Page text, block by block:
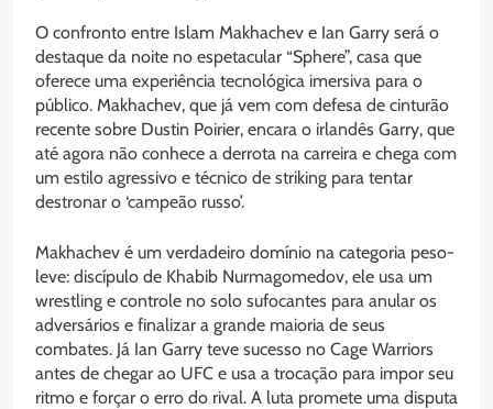
O confronto entre Islam Makhachev e Ian Garry será o
destaque da noite no espetacular “Sphere”, casa que
oferece uma experiência tecnológica imersiva para o
público. Makhachev, que já vem com defesa de cinturão
recente sobre Dustin Poirier, encara o irlandês Garry, que
até agora não conhece a derrota na carreira e chega com
um estilo agressivo e técnico de striking para tentar
destronar o ‘campeão russo’.
Makhachev é um verdadeiro domínio na categoria peso-
leve: discípulo de Khabib Nurmagomedov, ele usa um
wrestling e controle no solo sufocantes para anular os
adversários e finalizar a grande maioria de seus
combates. Já Ian Garry teve sucesso no Cage Warriors
antes de chegar ao UFC e usa a trocação para impor seu
ritmo e forçar o erro do rival. A luta promete uma disputa